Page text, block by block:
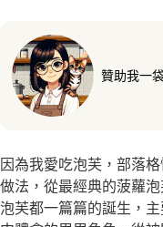
贊助我一
因為我愛吃泡芙，部落
做法，從最經典的菠蘿
泡芙都一篇篇的誕生，